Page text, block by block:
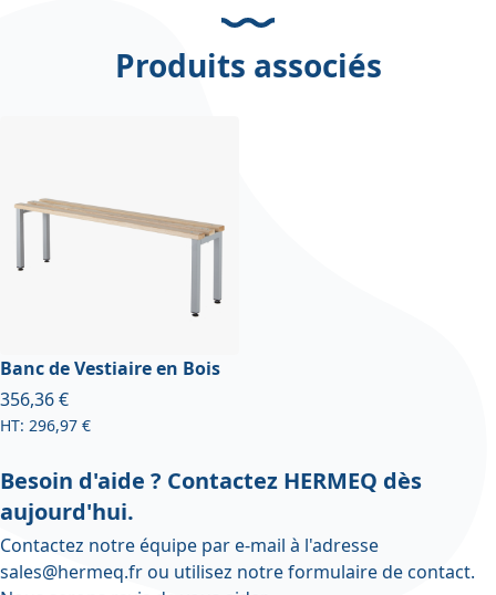
Produits associés
Banc de Vestiaire en Bois
À partir de
356,36 €
296,97 €
Besoin d'aide ? Contactez HERMEQ dès
aujourd'hui.
Contactez notre équipe par e-mail à l'adresse
sales@hermeq.frou utilisez notreformulaire de contact.